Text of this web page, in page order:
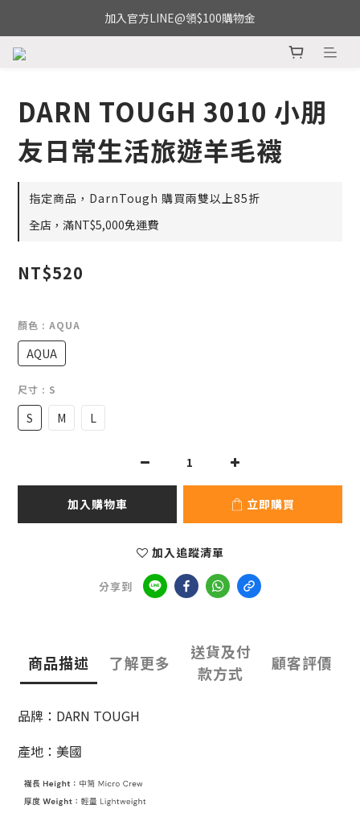
加入官方LINE@領$100購物金
DARN TOUGH 3010 小朋
友日常生活旅遊羊毛襪
指定商品，DarnTough 購買兩雙以上85折
全店，滿NT$5,000免運費
NT$520
顏色 : AQUA
AQUA
尺寸 : S
S M L
加入購物車 立即購買
加入追蹤清單
分享到
商品描述 了解更多
送貨及付
款方式
顧客評價
品牌：DARN TOUGH
產地：美國